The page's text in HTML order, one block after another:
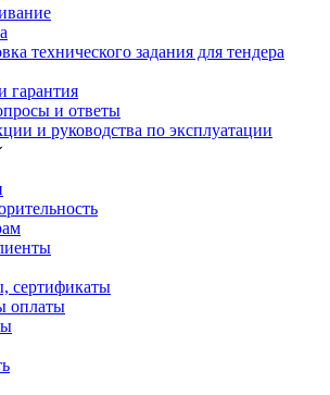
технического задания для тендера
гарантия
и ответы
и руководства по эксплуатации
сертификаты
оплаты